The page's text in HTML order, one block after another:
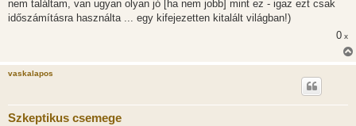
ó
l
nem találtam, van ugyan olyan jó [ha nem jobb] mint ez - igaz ezt csak
időszámításra használta ... egy kifejezetten kitalált világban!)
0 x
vaskalapos
Szkeptikus csemege